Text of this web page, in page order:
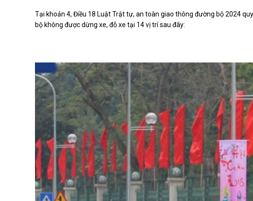
Tại khoản 4, Điều 18 Luật Trật tự, an toàn giao thông đường bộ 2024
bộ không được dừng xe, đỗ xe tại 14 vị trí sau đây: